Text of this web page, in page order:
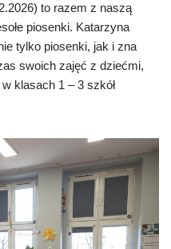
to razem z naszą
piosenki. Katarzyna
tylko piosenki, jak i zna
swoich zajęć z dziećmi,
klasach 1 – 3 szkół